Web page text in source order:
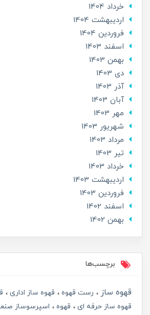
خرداد 1404
ارديبهشت 1404
فروردین 1404
اسفند 1403
بهمن 1403
دی 1403
آذر 1403
آبان 1403
مهر 1403
شهریور 1403
مرداد 1403
تير 1403
خرداد 1403
ارديبهشت 1403
فروردین 1403
اسفند 1402
بهمن 1402
برچسب‌ها
قهوه ساز رست قهوه قهوه ساز اداری
قهوه ساز حرفه ای
قهوه
اسپرسوساز